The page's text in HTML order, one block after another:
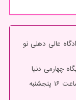
عالی دهلی نو
ثبت نام در طرح مشارکت در تولید ایران خودرو ساعت ۱۶ پنجشنبه